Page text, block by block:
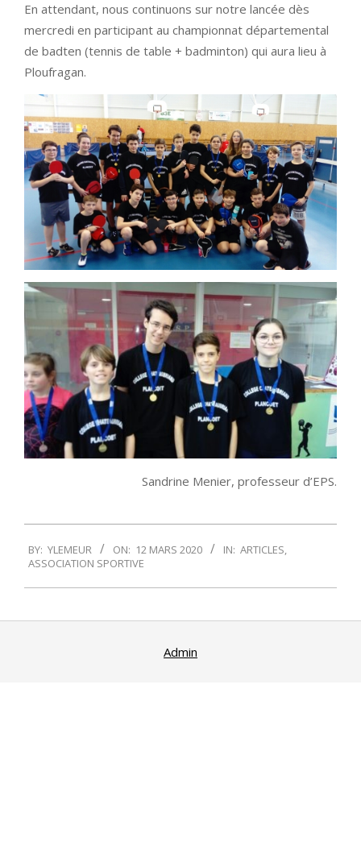
En attendant, nous continuons sur notre lancée dès
mercredi en participant au championnat départemental
de badten (tennis de table + badminton) qui aura lieu à
Ploufragan.
Sandrine Menier, professeur d’EPS.
03-
BY: YLEMEUR ON: 12 MARS 2020 IN: ARTICLES,
ASSOCIATION SPORTIVE
Admin